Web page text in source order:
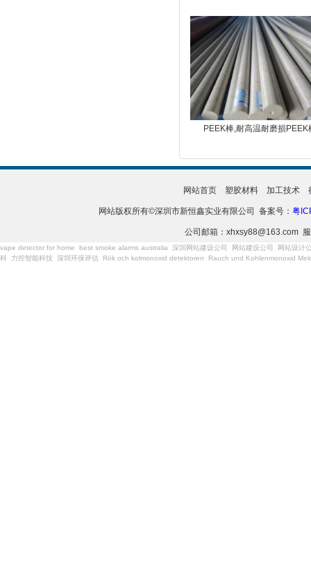
PEEK棒,耐高温耐磨损PEEK
网站首页 塑胶材料 加工技术
网站版权所有©深圳市新恒鑫实业有限公司 备案号： 粤
公司邮箱：xhxsy88@163.com
vape detector for home best smoke alarms australia 深圳网站建设公司 网站建设公司
网站设计
科
力控智能科技 深圳环保评估 Rök och kolmonoxid detektoren Rauch und Kohlenmonoxid